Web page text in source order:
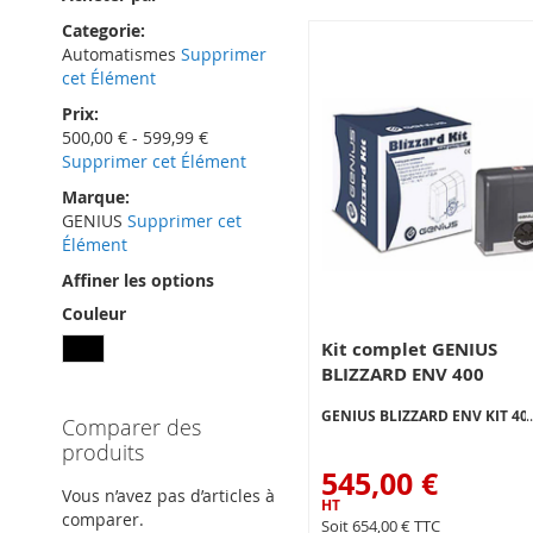
Kit complet GENIUS
BLIZZARD ENV 400
GENIUS BLIZZARD ENV KIT
545,00 €
654,00 €
Categorie
Automatismes Supprimer
cet Élément
Prix
500,00 € - 599,99 €
Supprimer cet Élément
Marque
GENIUS Supprimer cet
Élément
Affiner les options
Couleur
Comparer des
produits
Vous n’avez pas d’articles à
comparer.